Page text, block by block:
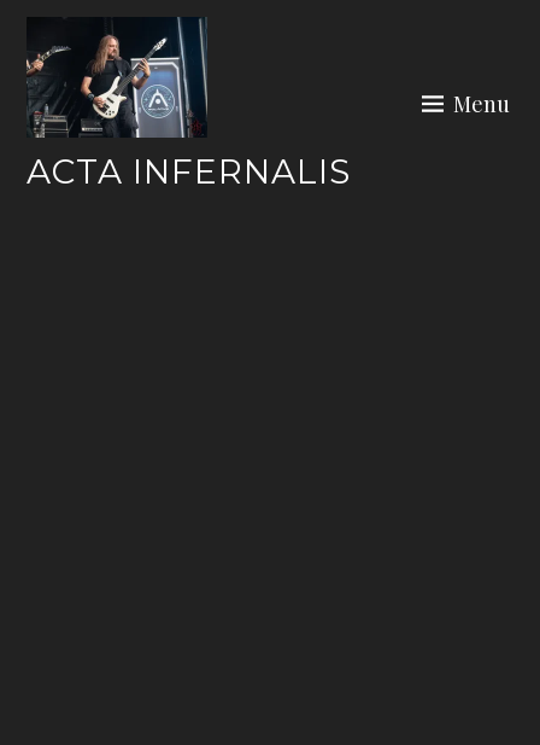
Skip
content
ACTA INFERNALIS
Menu